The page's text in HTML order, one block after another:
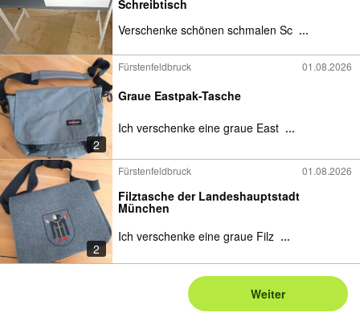
Schreibtisch
Verschenke schönen schmalen Sc ...
2
Fürstenfeldbruck 01.08.2026
Graue Eastpak-Tasche
Ich verschenke eine graue East ...
2
Fürstenfeldbruck 01.08.2026
Filztasche der Landeshauptstadt
München
Ich verschenke eine graue Filz ...
Weiter